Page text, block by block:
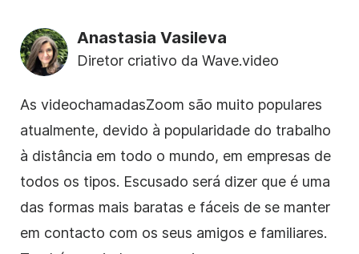
Anastasia Vasileva
Diretor criativo da Wave.video
As videochamadasZoom são muito populares
atualmente, devido à popularidade do trabalho
à distância em todo o mundo, em empresas de
todos os tipos. Escusado será dizer que é uma
das formas mais baratas e fáceis de se manter
em contacto com os seus amigos e familiares.